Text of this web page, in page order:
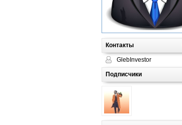
Контакты
GlebInvestor
Подписчики